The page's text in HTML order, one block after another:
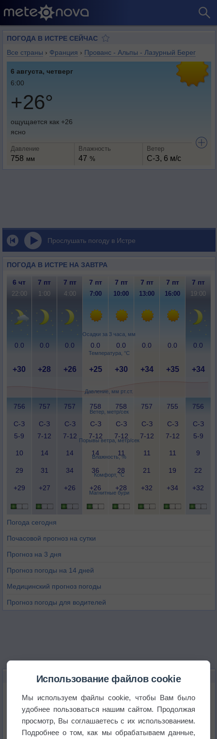
ПОГОДА В ИСТРЕ СЕЙЧАС
Все страны › Франция › Прованс - Альпы - Лазурный Берег
6 августа, четверг
6:00
+26°
ощущается как +26
ясно
Давление
758 мм
Влажность
47 %
Ветер
С-З, 6 м/с
Прослушать погоду в Истре
ПОГОДА В ИСТРЕ НА ЗАВТРА
Осадки за 3 часа, мм
Температура, °C
Давление, мм рт.ст.
Ветер, метр/сек
Порывы ветра, метр/сек
Влажность, %
Комфорт, °C
Магнитные бури
6 чт 7 пт 7 пт 7 пт 7 пт 7 пт 7 пт 7 пт
22:00 1:00 4:00 7:00 10:00 13:00 16:00 19:00
0.0 0.0 0.0 0.0 0.0 0.0 0.0 0.0
+30 +28 +26 +25 +30 +34 +35 +34
756 757 757 758 758 757 755 756
С-З
5-9
С-З
7-12
С-З
7-12
С-З
7-12
С-З
7-12
С-З
7-12
С-З
7-12
С-З
5-9
10 14 14 14 11 11 11 9
29 31 34 36 28 21 19 22
+29 +27 +26 +26 +28 +32 +34 +32
Погода сегодня
Почасовой прогноз на сутки
Прогноз на 3 дня
Прогноз погоды на 14 дней
Медицинский прогноз погоды
Прогноз погоды для водителей
НОВОЕ О ПОГОДЕ
историю
В Центральной России наступают самые жаркие
Использование файлов cookie
Мы используем файлы cookie, чтобы Вам было
удобнее пользоваться нашим сайтом. Продолжая
просмотр, Вы соглашаетесь с их использованием.
Подробнее о том, как мы обрабатываем данные,